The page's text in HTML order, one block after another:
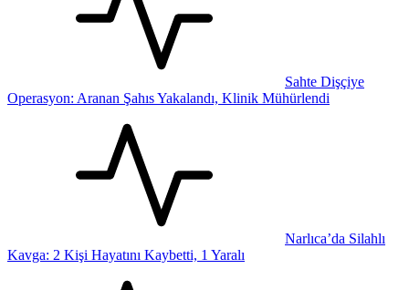
Sahte Dişçiye
Operasyon: Aranan Şahıs Yakalandı, Klinik Mühürlendi
Narlıca’da Silahlı
Kavga: 2 Kişi Hayatını Kaybetti, 1 Yaralı